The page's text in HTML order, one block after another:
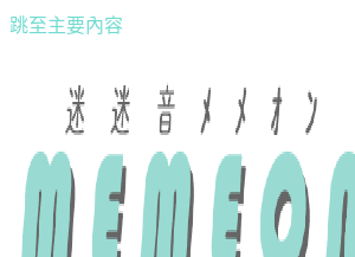
跳至主要內容